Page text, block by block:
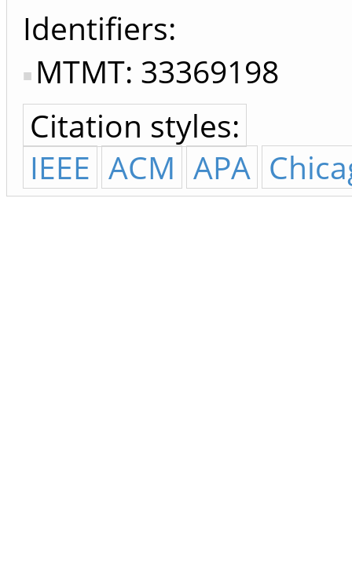
Identifiers
MTMT: 33369198
Citation styles:
IEEE ACM APA